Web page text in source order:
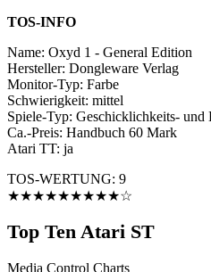
TOS-INFO
Name: Oxyd 1 - General Edition
Hersteller: Dongleware Verlag
Monitor-Typ: Farbe
Schwierigkeit: mittel
Spiele-Typ: Geschicklichkeits- und
Ca.-Preis: Handbuch 60 Mark
Atari TT: ja
TOS-WERTUNG: 9
★★★★★★★★★☆
Top Ten Atari ST
Media Control Charts